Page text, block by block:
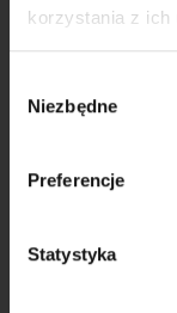
korzystania z ich
zgody
Niezbędne
Preferencje
Statystyka